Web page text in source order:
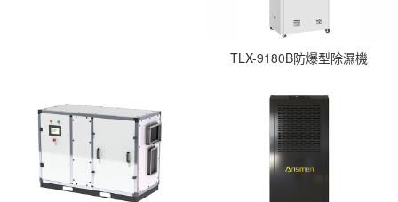
TLX-9180B防爆型除濕機